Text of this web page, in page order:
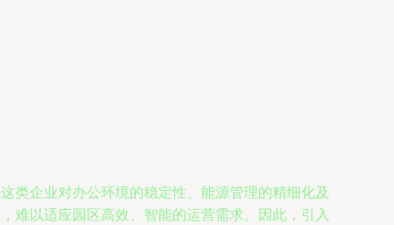
类企业对办公环境的稳定性、能源管理的精细化及
难以适应园区高效、智能的运营需求。因此，引入